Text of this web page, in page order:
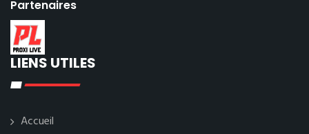
Partenaires
LIENS UTILES
Accueil